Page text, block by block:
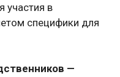
участия в
специфики для
—